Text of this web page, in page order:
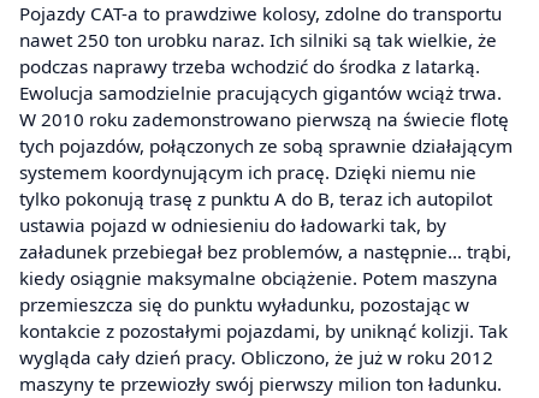
Pojazdy CAT-a to prawdziwe kolosy, zdolne do transportu
nawet 250 ton urobku naraz. Ich silniki są tak wielkie, że
podczas naprawy trzeba wchodzić do środka z latarką.
Ewolucja samodzielnie pracujących gigantów wciąż trwa.
W 2010 roku zademonstrowano pierwszą na świecie flotę
tych pojazdów, połączonych ze sobą sprawnie działającym
systemem koordynującym ich pracę. Dzięki niemu nie
tylko pokonują trasę z punktu A do B, teraz ich autopilot
ustawia pojazd w odniesieniu do ładowarki tak, by
załadunek przebiegał bez problemów, a następnie… trąbi,
kiedy osiągnie maksymalne obciążenie. Potem maszyna
przemieszcza się do punktu wyładunku, pozostając w
kontakcie z pozostałymi pojazdami, by uniknąć kolizji. Tak
wygląda cały dzień pracy. Obliczono, że już w roku 2012
maszyny te przewiozły swój pierwszy milion ton ładunku.